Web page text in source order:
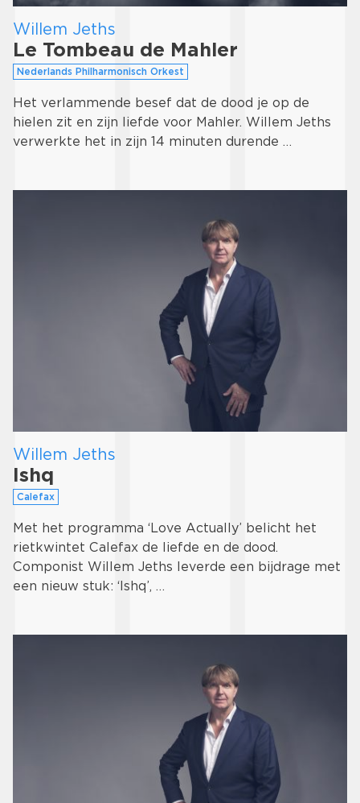
Willem Jeths
Le Tombeau de Mahler
Nederlands Philharmonisch Orkest
Het verlammende besef dat de dood je op de
hielen zit en zijn liefde voor Mahler. Willem Jeths
verwerkte het in zijn 14 minuten durende …
Willem Jeths
Ishq
Calefax
Met het programma ‘Love Actually’ belicht het
rietkwintet Calefax de liefde en de dood.
Componist Willem Jeths leverde een bijdrage met
een nieuw stuk: ‘Ishq’, …